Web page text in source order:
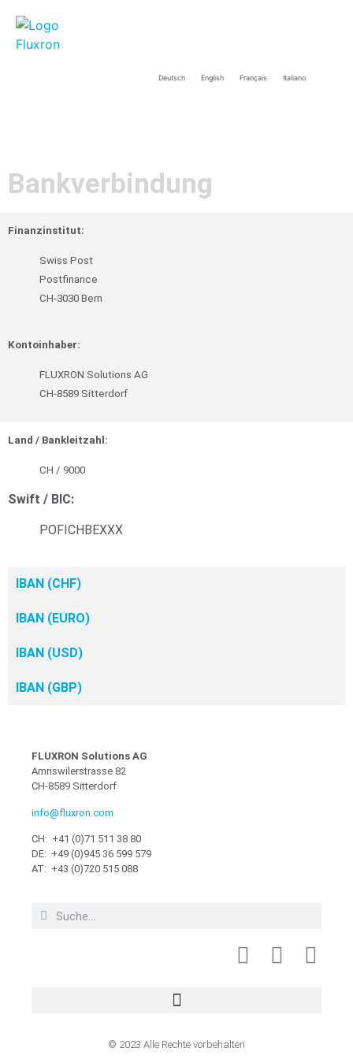
Deutsch English Français Italiano
Bankverbindung
Finanzinstitut:
Swiss Post
Postfinance
CH-3030 Bern
Kontoinhaber:
FLUXRON Solutions AG
CH-8589 Sitterdorf
Land / Bankleitzahl:
CH / 9000
Swift / BIC:
POFICHBEXXX
IBAN (CHF)
IBAN (EURO)
IBAN (USD)
IBAN (GBP)
FLUXRON Solutions AG
Amriswilerstrasse 82
CH-8589 Sitterdorf
info@fluxron.com
CH: +41 (0)71 511 38 80
DE: +49 (0)945 36 599 579
AT: +43 (0)720 515 088
© 2023 Alle Rechte vorbehalten